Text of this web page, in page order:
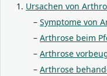
Ursachen von
Symptome von
Arthrose beim
Arthrose
Arthrose